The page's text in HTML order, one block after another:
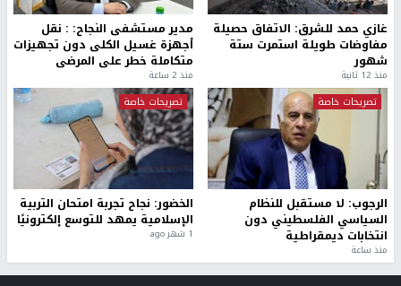
غازي حمد للشرق: الاتفاق حصيلة
مفاوضات طويلة استمرت ستة
شهور
منذ 12 ثانية
مدير مستشفى النجاح: : نقل
أجهزة غسيل الكلى دون تجهيزات
متكاملة خطر على المرضى
منذ 2 ساعة
تصريحات خاصة
الرجوب: لا مستقبل للنظام
السياسي الفلسطيني دون
انتخابات ديمقراطية
منذ ساعة
تصريحات خاصة
الخضور: نجاح تجربة امتحان التربية
الإسلامية يمهد للتوسع إلكترونيًا
1 شهر ago